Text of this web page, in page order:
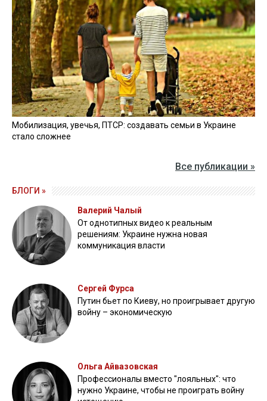
Мобилизация, увечья, ПТСР: создавать семьи в Украине
стало сложнее
Все публикации »
БЛОГИ »
Валерий Чалый
От однотипных видео к реальным
решениям: Украине нужна новая
коммуникация власти
Сергей Фурса
Путин бьет по Киеву, но проигрывает другую
войну – экономическую
Ольга Айвазовская
Профессионалы вместо "лояльных": что
нужно Украине, чтобы не проиграть войну